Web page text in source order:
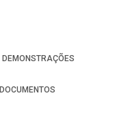
DEMONSTRAÇÕES
DOCUMENTOS